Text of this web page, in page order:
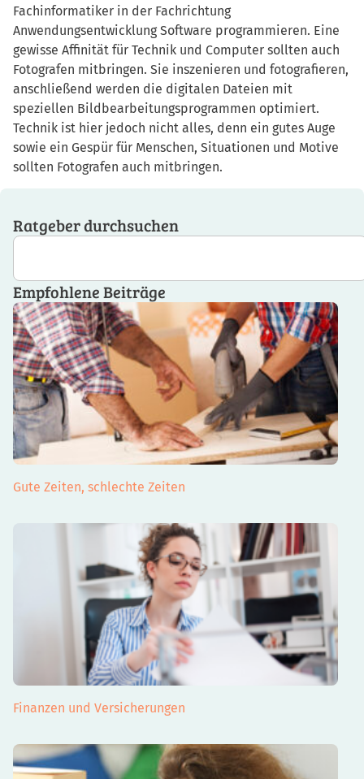
Fachinformatiker in der Fachrichtung
Anwendungsentwicklung Software programmieren. Eine
gewisse Affinität für Technik und Computer sollten auch
Fotografen mitbringen. Sie inszenieren und fotografieren,
anschließend werden die digitalen Dateien mit
speziellen Bildbearbeitungsprogrammen optimiert.
Technik ist hier jedoch nicht alles, denn ein gutes Auge
sowie ein Gespür für Menschen, Situationen und Motive
sollten Fotografen auch mitbringen.
Ratgeber durchsuchen
Empfohlene Beiträge
Gute Zeiten, schlechte Zeiten
Finanzen und Versicherungen